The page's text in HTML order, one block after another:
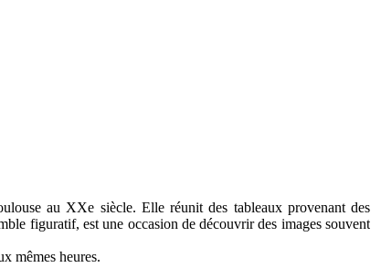
au XXe siècle. Elle réunit des tableaux provenant des
figuratif, est une occasion de découvrir des images souvent
mêmes heures.